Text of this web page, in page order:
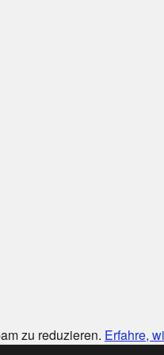
zu reduzieren. Erfahre,